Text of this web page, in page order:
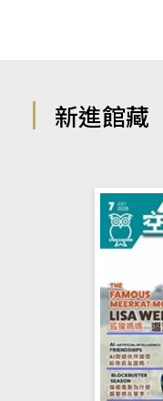
新進館藏